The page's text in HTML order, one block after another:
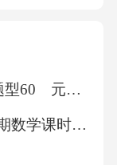
高中化学 加练 第七章 微题型60 元素周期律
函数的应用(一)-高一上学期数学课时作业人教版A版（含解析）